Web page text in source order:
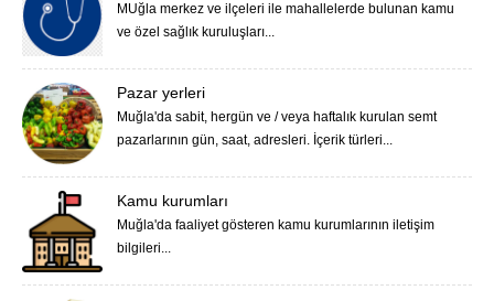
MUğla merkez ve ilçeleri ile mahallelerde bulunan kamu
ve özel sağlık kuruluşları...
Pazar yerleri
Muğla'da sabit, hergün ve / veya haftalık kurulan semt
pazarlarının gün, saat, adresleri. İçerik türleri...
Kamu kurumları
Muğla'da faaliyet gösteren kamu kurumlarının iletişim
bilgileri...